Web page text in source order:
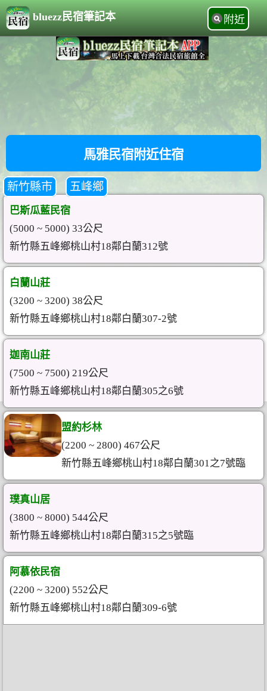
bluezz民宿筆記本 附近
馬雅民宿附近住宿
新竹縣市 五峰鄉
巴斯瓜藍民宿
(5000 ~ 5000) 33公尺
新竹縣五峰鄉桃山村18鄰白蘭312號
白蘭山莊
(3200 ~ 3200) 38公尺
新竹縣五峰鄉桃山村18鄰白蘭307-2號
迦南山莊
(7500 ~ 7500) 219公尺
新竹縣五峰鄉桃山村18鄰白蘭305之6號
盟約杉林
(2200 ~ 2800) 467公尺
新竹縣五峰鄉桃山村18鄰白蘭301之7號臨
璞真山居
(3800 ~ 8000) 544公尺
新竹縣五峰鄉桃山村18鄰白蘭315之5號臨
阿慕依民宿
(2200 ~ 3200) 552公尺
新竹縣五峰鄉桃山村18鄰白蘭309-6號